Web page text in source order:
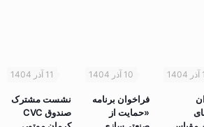
11 آذر 1404
نشست مشترک
صندوق CVC
10 آذر 1404
فراخوان برنامه
«حمایت از